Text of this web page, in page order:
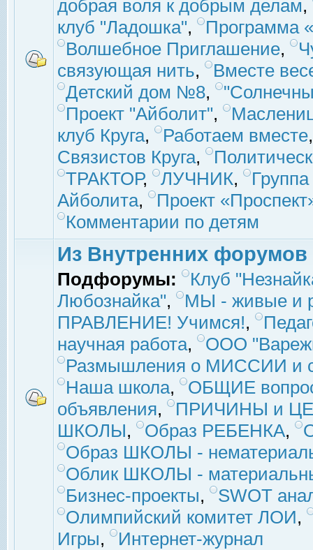
добрая воля к добрым делам,
клуб "Ладошка",
Программа
Волшебное Приглашение,
связующая нить,
Вместе
Детский дом №8,
Проект "Айболит",
клуб Круга, Работаем вместе
Связистов Круга,
ТРАКТОР, ЛУЧНИК,
Айболита,
Проект
Комментарии по детям
Из Внутренних форумов
Подфорумы:
Клуб
Любознайка",
МЫ - живые и
ПРАВЛЕНИЕ! Учимся!,
научная работа,
ООО
Размышления о МИССИИ и
Наша школа,
ОБЩИЕ
объявления,
ПРИЧИНЫ и
ШКОЛЫ, Образ РЕБЕНКА,
Образ ШКОЛЫ -
Облик ШКОЛЫ -
Бизнес-проекты,
SWOT
Олимпийский комитет ЛОИ,
Игры, Интернет-журнал